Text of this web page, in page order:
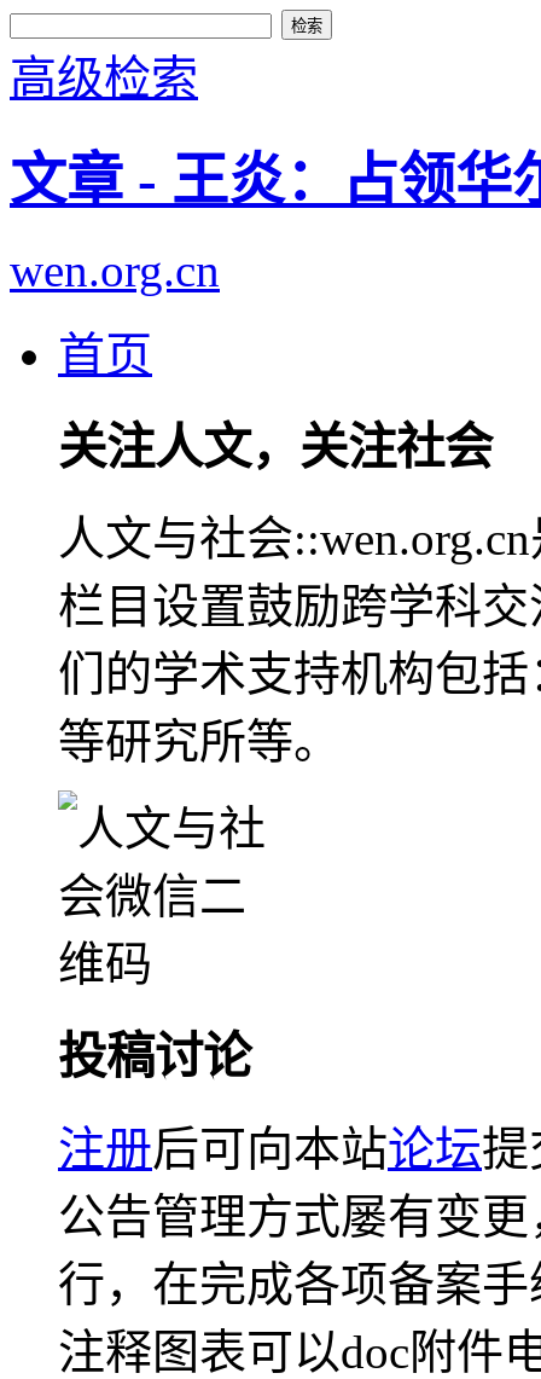
高级检索
文章 - 王炎：占领华
wen.org.cn
首页
关注人文，关注社会
人文与社会
栏目设置鼓励跨学科
们的学术支持机构包
等研究所等。
投稿讨论
注册后可向本站论坛提
公告管理方式屡有变
行，在完成各项备案
注释图表可以doc附件